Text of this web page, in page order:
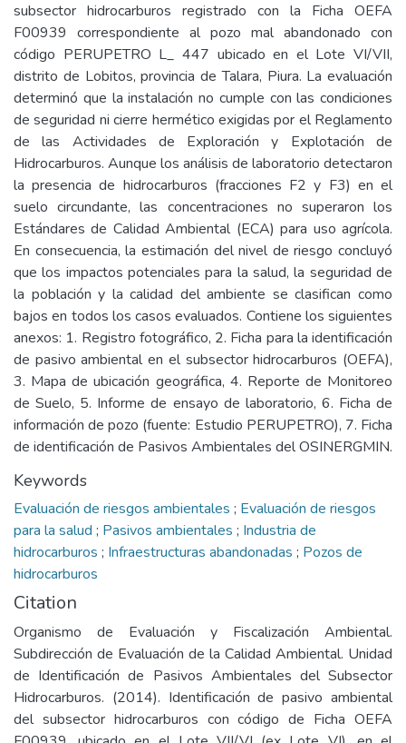
subsector hidrocarburos registrado con la Ficha OEFA
F00939 correspondiente al pozo mal abandonado con
código PERUPETRO L_ 447 ubicado en el Lote VI/VII,
distrito de Lobitos, provincia de Talara, Piura. La evaluación
determinó que la instalación no cumple con las condiciones
de seguridad ni cierre hermético exigidas por el Reglamento
de las Actividades de Exploración y Explotación de
Hidrocarburos. Aunque los análisis de laboratorio detectaron
la presencia de hidrocarburos (fracciones F2 y F3) en el
suelo circundante, las concentraciones no superaron los
Estándares de Calidad Ambiental (ECA) para uso agrícola.
En consecuencia, la estimación del nivel de riesgo concluyó
que los impactos potenciales para la salud, la seguridad de
la población y la calidad del ambiente se clasifican como
bajos en todos los casos evaluados. Contiene los siguientes
anexos: 1. Registro fotográfico, 2. Ficha para la identificación
de pasivo ambiental en el subsector hidrocarburos (OEFA),
3. Mapa de ubicación geográfica, 4. Reporte de Monitoreo
de Suelo, 5. Informe de ensayo de laboratorio, 6. Ficha de
información de pozo (fuente: Estudio PERUPETRO), 7. Ficha
de identificación de Pasivos Ambientales del OSINERGMIN.
Keywords
Evaluación de riesgos ambientales ; Evaluación de riesgos
para la salud ; Pasivos ambientales ; Industria de
hidrocarburos ; Infraestructuras abandonadas ; Pozos de
hidrocarburos
Citation
Organismo de Evaluación y Fiscalización Ambiental.
Subdirección de Evaluación de la Calidad Ambiental. Unidad
de Identificación de Pasivos Ambientales del Subsector
Hidrocarburos. (2014). Identificación de pasivo ambiental
del subsector hidrocarburos con código de Ficha OEFA